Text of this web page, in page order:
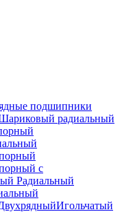
подшипники
радиальный
с
Радиальный
Игольчатый